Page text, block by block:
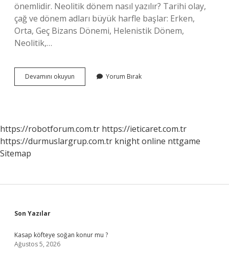
önemlidir. Neolitik dönem nasıl yazılır? Tarihi olay,
çağ ve dönem adları büyük harfle başlar: Erken,
Orta, Geç Bizans Dönemi, Helenistik Dönem,
Neolitik,…
Devamını okuyun
Çağda
Yorum Bırak
https://robotforum.com.tr https://ieticaret.com.tr
https://durmuslargrup.com.tr knight online nttgame
Sitemap
Sidebar
Son Yazılar
Kasap köfteye soğan konur mu ?
Ağustos 5, 2026